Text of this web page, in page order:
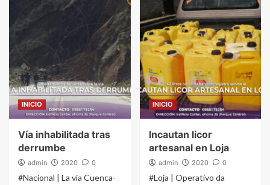
INICIO
Vía inhabilitada tras
derrumbe
admin 2020 0
#Nacional | La vía Cuenca-
INICIO
Incautan licor
artesanal en Loja
admin 2020 0
#Loja | Operativo da